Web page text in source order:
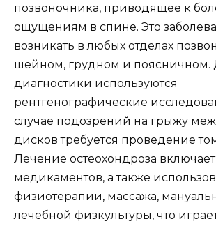
позвоночника, приводящее к
ощущениям в спине. Это
возникать в любых отделах
шейном, грудном и поясничном.
диагностики используются
рентгенографические
случае подозрений на грыжу
дисков требуется проведение
Лечение остеохондроза
медикаментов, а также
физиотерапии, массажа,
лечебной физкультуры, что